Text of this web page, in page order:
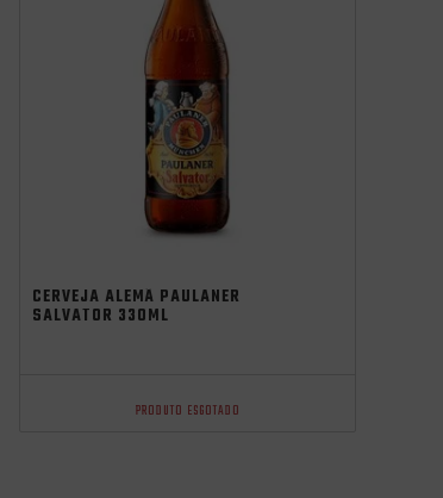
CERVEJA ALEMÃ PAULANER
SALVATOR 330ML
PRODUTO ESGOTADO